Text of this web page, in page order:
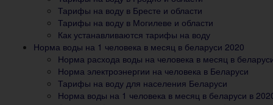
Тарифы на воду в Бресте и области
Тарифы на воду в Могилеве и области
Как устанавливаются тарифы на воду
Норма воды на 1 человека в месяц в беларуси 2020
Норма расхода воды на человека в месяц в
Норма электроэнергии на человека в Беларуси
Тарифы на воду для населения Беларуси
Норма воды на 1 человека в месяц в беларуси в